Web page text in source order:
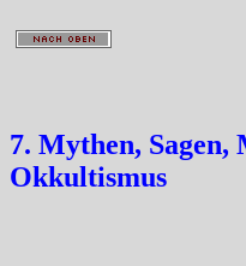
7. Mythen, Sagen,
Okkultismus